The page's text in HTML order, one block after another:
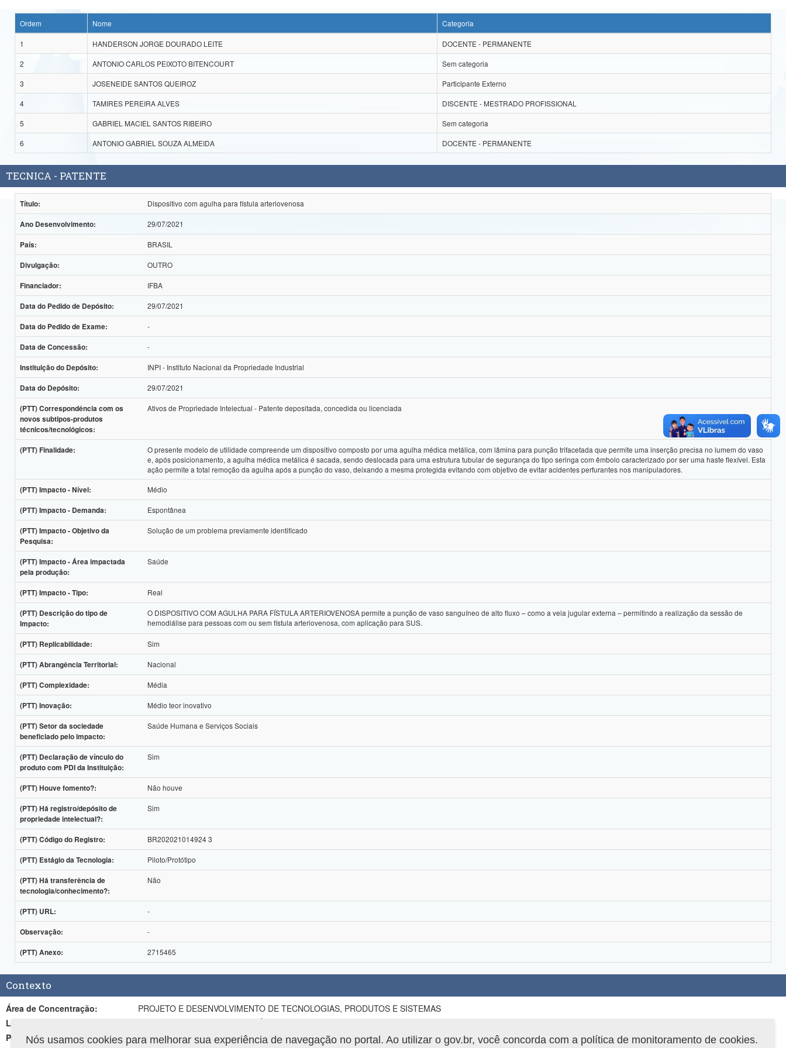
Ordem Nome Categoria
1 HANDERSON JORGE DOURADO LEITE
DOCENTE - PERMANENTE
2
ANTONIO CARLOS PEIXOTO BITENCOURT
Sem categoria
3
JOSENEIDE SANTOS QUEIROZ
Participante Externo
4
TAMIRES PEREIRA ALVES
DISCENTE - MESTRADO PROFISSIONAL
5
GABRIEL MACIEL SANTOS RIBEIRO
Sem categoria
6
ANTONIO GABRIEL SOUZA ALMEIDA DOCENTE - PERMANENTE
TECNICA - PATENTE
Título: Dispositivo com agulha para fístula arteriovenosa
Ano Desenvolvimento: 29/07/2021
País: BRASIL
Divulgação: OUTRO
Financiador: IFBA
Data do Pedido de Depósito: 29/07/2021
Data do Pedido de Exame: -
Data de Concessão: -
Instituição do Depósito: INPI - Instituto Nacional da Propriedade Industrial
Data do Depósito: 29/07/2021
(PTT) Correspondência com os
novos subtipos-produtos
técnicos/tecnológicos:
Ativos de Propriedade Intelectual - Patente depositada, concedida ou licenciada
(PTT) Finalidade:
O presente modelo de utilidade compreende um dispositivo composto por uma agulha médica metálica, com lâmina para punção trifacetada que permite uma inserção precisa no lumem do vaso
e, após posicionamento, a agulha médica metálica é sacada, sendo deslocada para uma estrutura tubular de segurança do tipo seringa com êmbolo caracterizado por ser uma haste flexível. Esta
ação permite a total remoção da agulha após a punção do vaso, deixando a mesma protegida evitando com objetivo de evitar acidentes perfurantes nos manipuladores.
(PTT) Impacto - Nível: Médio
(PTT) Impacto - Demanda: Espontânea
(PTT) Impacto - Objetivo da
Pesquisa:
Solução de um problema previamente identificado
(PTT) Impacto - Área impactada
pela produção:
Saúde
(PTT) Impacto - Tipo: Real
(PTT) Descrição do tipo de
Impacto:
O DISPOSITIVO COM AGULHA PARA FÍSTULA ARTERIOVENOSA permite a punção de vaso sanguíneo de alto fluxo – como a veia jugular externa – permitindo a realização da sessão de
hemodiálise para pessoas com ou sem fístula arteriovenosa, com aplicação para SUS.
(PTT) Replicabilidade: Sim
(PTT) Abrangência Territorial: Nacional
(PTT) Complexidade: Média
(PTT) Inovação: Médio teor inovativo
(PTT) Setor da sociedade
beneficiado pelo impacto:
Saúde Humana e Serviços Sociais
(PTT) Declaração de vínculo do
produto com PDI da Instituição:
Sim
(PTT) Houve fomento?: Não houve
(PTT) Há registro/depósito de
propriedade intelectual?:
Sim
(PTT) Código do Registro: BR202021014924 3
(PTT) Estágio da Tecnologia: Piloto/Protótipo
(PTT) Há transferência de
tecnologia/conhecimento?:
Não
(PTT) URL: -
Observação: -
(PTT) Anexo: 2715465
Contexto
Área de Concentração:
PROJETO E DESENVOLVIMENTO DE TECNOLOGIAS, PRODUTOS E SISTEMAS
Linha de Pesquisa:
Projeto de Pesquisa:
Desenvolvimento de Sistemas e Produtos para Avaliação de Riscos em Saúde
Nós usamos cookies para melhorar sua experiência de navegação no portal. Ao utilizar o gov.br, você concorda com a política de monitoramento de cookies.